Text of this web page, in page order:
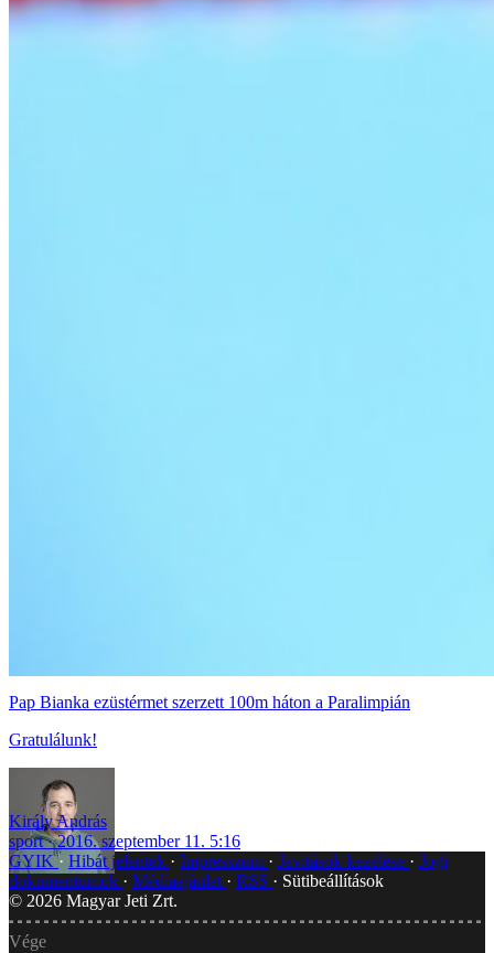
Pap Bianka ezüstérmet szerzett 100m háton a Paralimpián
Gratulálunk!
Király András
sport
2016. szeptember 11. 5:16
GYIK Hibát jelentek Impresszum Javítások kezelése
Jogi
dokumentumok
Médiaajánlat RSS
Sütibeállítások
© 2026 Magyar Jeti Zrt.
Vége